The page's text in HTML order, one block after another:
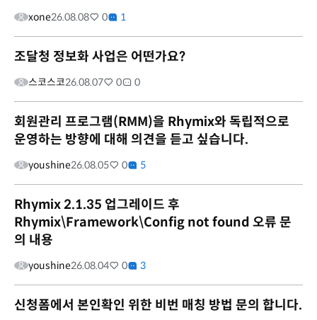
xone26.08.08 0 1
조달청 정보화 사업은 어떤가요?
스코스코26.08.07 0 0
회원관리 프로그램(RMM)을 Rhymix와 독립적으로
운영하는 방향에 대해 의견을 듣고 싶습니다.
youshine26.08.05 0 5
Rhymix 2.1.35 업그레이드 후
Rhymix\Framework\Config not found 오류 문
의 내용
youshine26.08.04 0 3
신청폼에서 본인확인 위한 비번 매칭 방법 문의 합니다.